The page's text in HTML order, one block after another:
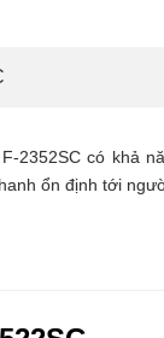
2352SC có khả
ổn định tới